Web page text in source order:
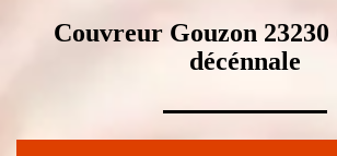
Couvreur Gouzon
décénnale